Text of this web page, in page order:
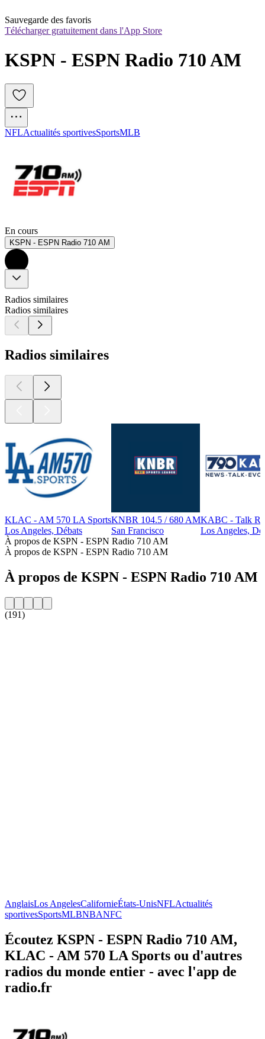
Sauvegarde des favoris
Télécharger gratuitement dans l'App Store
KSPN - ESPN Radio 710 AM
NFLActualités sportivesSportsMLB
En cours
KSPN - ESPN Radio 710 AM
Radios similaires
Radios similaires
Radios similaires
KLAC - AM 570 LA Sports
Los Angeles, Débats
KNBR 104.5 / 680 AM
San Francisco
KABC - Talk
Los Angeles,
À propos de KSPN - ESPN Radio 710 AM
À propos de KSPN - ESPN Radio 710 AM
À propos de KSPN - ESPN Radio 710 AM
(191)
AnglaisLos AngelesCalifornieÉtats-UnisNFLActualités
sportivesSportsMLBNBANFC
Écoutez KSPN - ESPN Radio 710 AM,
KLAC - AM 570 LA Sports ou d'autres
radios du monde entier - avec l'app de
radio.fr